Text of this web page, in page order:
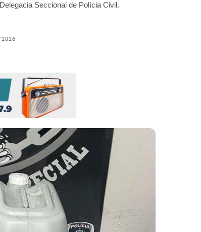
Seccional de Polícia Civil.